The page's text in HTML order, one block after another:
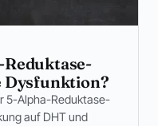
Dysfunktion?
5-Alpha-Reduktase-
auf DHT und